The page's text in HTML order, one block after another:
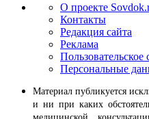
О проекте
Контакты
Редакция сайта
Реклама
Пользовательское
Персональные
Материал публикуется
и ни при каких